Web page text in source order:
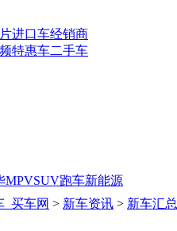
进口车经销商
特惠车二手车
MPVSUV跑车新能源
_买车网 > 新车资讯 > 新车汇总